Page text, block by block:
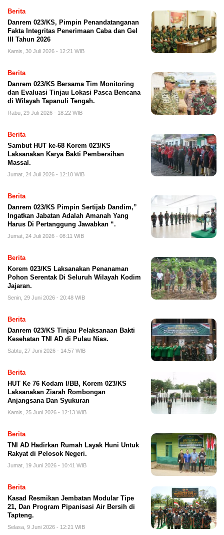
Berita
Danrem 023/KS, Pimpin Penandatanganan
Fakta Integritas Penerimaan Caba dan Gel
III Tahun 2026
Kamis, 30 Juli 2026 - 12:21 WIB
Berita
Danrem 023/KS Bersama Tim Monitoring
dan Evaluasi Tinjau Lokasi Pasca Bencana
di Wilayah Tapanuli Tengah.
Rabu, 29 Juli 2026 - 18:22 WIB
Berita
Sambut HUT ke-68 Korem 023/KS
Laksanakan Karya Bakti Pembersihan
Massal.
Jumat, 24 Juli 2026 - 12:10 WIB
Berita
Danrem 023/KS Pimpin Sertijab Dandim,”
Ingatkan Jabatan Adalah Amanah Yang
Harus Di Pertanggung Jawabkan “.
Jumat, 24 Juli 2026 - 08:11 WIB
Berita
Korem 023/KS Laksanakan Penanaman
Pohon Serentak Di Seluruh Wilayah Kodim
Jajaran.
Senin, 29 Juni 2026 - 20:48 WIB
Berita
Danrem 023/KS Tinjau Pelaksanaan Bakti
Kesehatan TNI AD di Pulau Nias.
Sabtu, 27 Juni 2026 - 14:57 WIB
Berita
HUT Ke 76 Kodam I/BB, Korem 023/KS
Laksanakan Ziarah Rombongan
Anjangsana Dan Syukuran
Kamis, 25 Juni 2026 - 12:13 WIB
Berita
TNI AD Hadirkan Rumah Layak Huni Untuk
Rakyat di Pelosok Negeri.
Jumat, 19 Juni 2026 - 10:41 WIB
Berita
Kasad Resmikan Jembatan Modular Tipe
21, Dan Program Pipanisasi Air Bersih di
Tapteng.
Selasa, 9 Juni 2026 - 12:21 WIB